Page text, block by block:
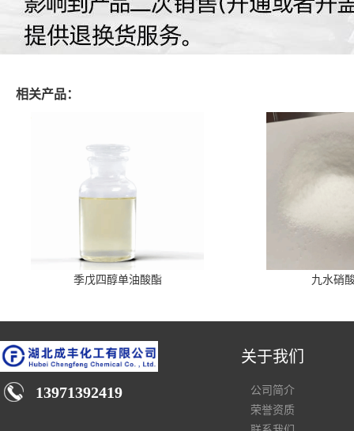
相关产品：
季戊四醇单油酸酯 九水硝
13971392419
关于我们
公司简介
荣誉资质